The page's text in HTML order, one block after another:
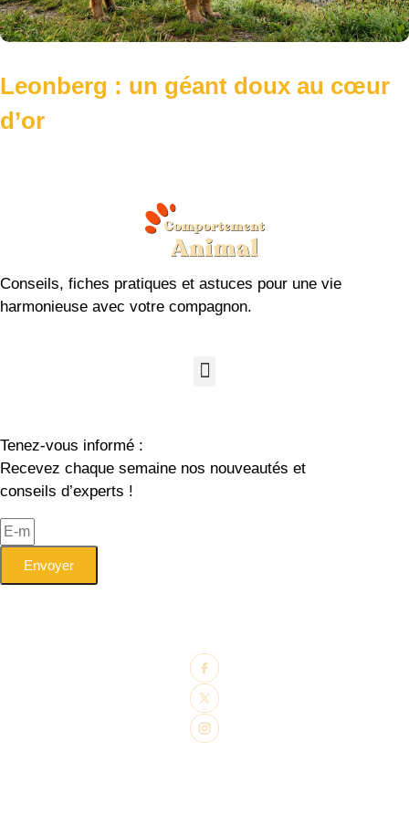
Conseils, fiches pratiques et astuces pour une vie
harmonieuse avec votre compagnon.
Tenez-vous informé :
Recevez chaque semaine nos nouveautés et
conseils d’experts !